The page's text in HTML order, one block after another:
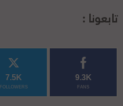
تابعونا :
9.3K
FANS
7.5K
FOLLOWERS